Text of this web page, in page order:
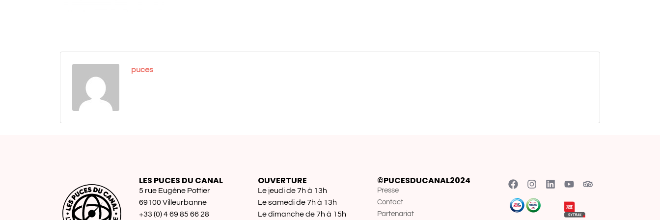
puces
LES PUCES DU CANAL
5 rue Eugène Pottier
69100 Villeurbanne
+33 (0) 4 69 85 66 28
OUVERTURE
Le jeudi de 7h à 13h
Le samedi de 7h à 13h
Le dimanche de 7h à 15h
©PUCESDUCANAL2024
Presse
Contact
Partenariat